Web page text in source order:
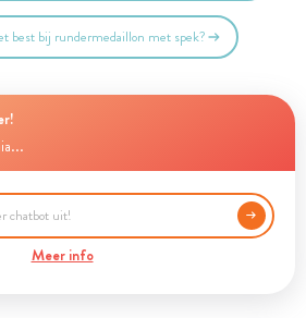
best bij rundermedaillon met spek?
Meer info